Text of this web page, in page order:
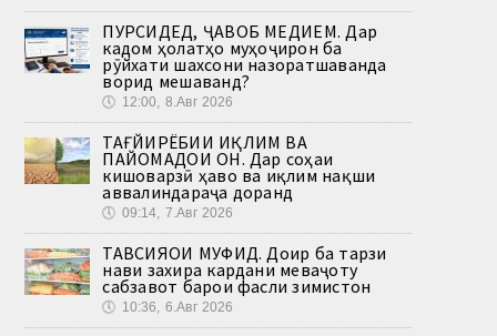
ПУРСИДЕД, ҶАВОБ МЕДИҲЕМ. Дар
кадом ҳолатҳо муҳоҷирон ба
рӯйхати шахсони назоратшаванда
ворид мешаванд?
🕔 12:00, 8.Авг 2026
ТАҒЙИРЁБИИ ИҚЛИМ ВА
ПАЙОМАДҲОИ ОН. Дар соҳаи
кишоварзӣ ҳаво ва иқлим нақши
аввалиндараҷа доранд
🕔 09:14, 7.Авг 2026
ТАВСИЯҲОИ МУФИД. Доир ба тарзи
нави захира кардани меваҷоту
сабзавот барои фасли зимистон
🕔 10:36, 6.Авг 2026